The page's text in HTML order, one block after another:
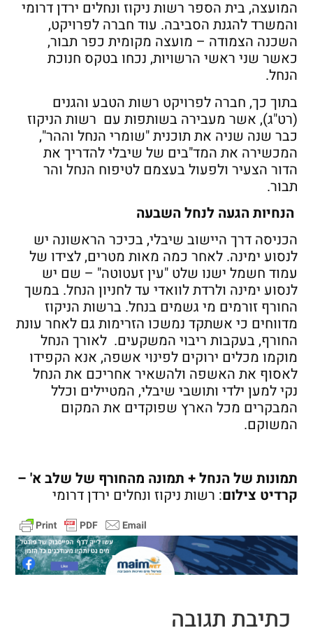
המועצה, בית הספר רשות ניקוז ונחלים ירדן דרומי
והמשרד להגנת הסביבה. עוד חברה לפרויקט,
השכנה הצמודה – מועצה מקומית כפר תבור,
כאשר שני ראשי הרשויות, נכחו בטקס חנוכת
הנחל.
בתוך כך, חברה לפרויקט רשות הטבע והגנים
(רט"ג), אשר מעבירה בשותפות עם רשות הניקוז
כבר שנה שניה את תוכנית "שומרי הנחל וההר",
המכשירה את המד"בים של שיבלי להדריך את
הדור הצעיר ולפעול בעצמם לטיפוח הנחל והר
תבור.
הנחיות הגעה לנחל השבעה
הכניסה דרך היישוב שיבלי, בכיכר הראשונה יש
לנסוע ימינה. לאחר כמה מאות מטרים, לצידו של
עמוד חשמל ישנו שלט "עין זעטוטה" – שם יש
לנסוע ימינה ולרדת לוואדי עד לחניון הנחל. במשך
החורף זורמים מי גשמים בנחל. ברשות הניקוז
מדווחים כי אשתקד נמשכו הזרימות גם לאחר עונת
החורף, בעקבות ריבוי המשקעים. לאורך הנחל
מוקמו מכלים ירוקים לפינוי אשפה, אנא הקפידו
לאסוף את האשפה ולהשאיר אחריכם את הנחל
נקי למען ילדי ותושבי שיבלי, המטיילים וכלל
המבקרים מכל הארץ שפוקדים את המקום
המשוקם.
תמונות של הנחל + תמונה מהחורף של שלב א' –
קרדיט צילום: רשות ניקוז ונחלים ירדן דרומי
כתיבת תגובה